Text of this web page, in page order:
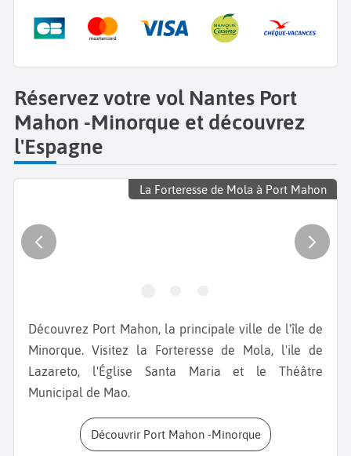
Réservez votre vol Nantes Port
Mahon -Minorque et découvrez
l'Espagne
La Forteresse de Mola à Port Mahon
Découvrez Port Mahon, la principale ville de l'île de
Minorque. Visitez la Forteresse de Mola, l'ile de
Lazareto, l'Église Santa Maria et le Théâtre
Municipal de Mao.
Découvrir Port Mahon -Minorque